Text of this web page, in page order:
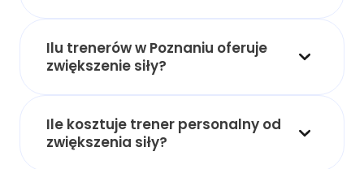
Ilu trenerów w Poznaniu oferuje
zwiększenie siły?
Ile kosztuje trener personalny od
zwiększenia siły?